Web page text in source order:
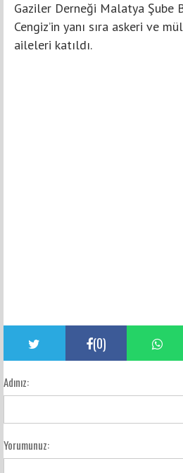
Gaziler Derneği Malatya Şube
Cengiz’in yanı sıra askeri ve
aileleri katıldı.
(0)
Adınız:
Yorumunuz: